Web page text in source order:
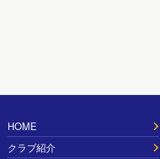
HOME
クラブ紹介